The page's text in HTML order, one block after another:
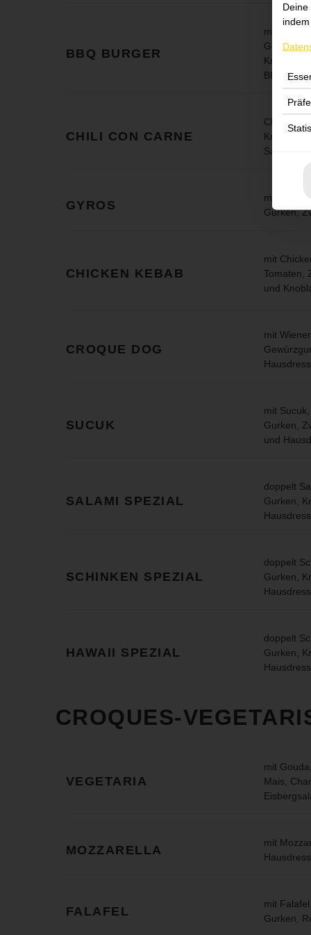
BBQ BURGER
mit
BBQ
CHILI CON CARNE
Chili con
GYROS
mit
Gurken,
CHICKEN KEBAB
mit
Tomaten,
und
CROQUE DOG
mit
SUCUK
mit
Gurken,
und
SALAMI SPEZIAL
doppelt
Gurken,
SCHINKEN SPEZIAL
doppelt
Gurken,
HAWAII SPEZIAL
doppelt
Gurken,
CROQUES-
VEGETARIA
mit
Mais,
MOZZARELLA
mit
FALAFEL
mit
Gurken,